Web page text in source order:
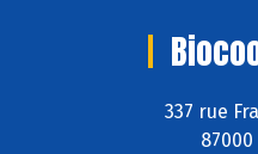
337 rue